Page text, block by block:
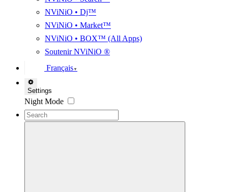
NViNiO • Dj™
NViNiO • Market™
NViNiO • BOX™ (All Apps)
Soutenir NViNiO ®
Français ▼
Settings
Night Mode